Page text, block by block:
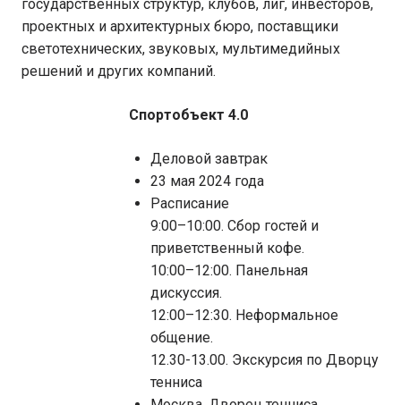
государственных структур, клубов, лиг, инвесторов,
проектных и архитектурных бюро, поставщики
светотехнических, звуковых, мультимедийных
решений и других компаний.
Спортобъект 4.0
Деловой завтрак
23 мая 2024 года
Расписание
9:00–10:00. Сбор гостей и
приветственный кофе.
10:00–12:00. Панельная
дискуссия.
12:00–12:30. Неформальное
общение.
12.30-13.00. Экскурсия по Дворцу
тенниса